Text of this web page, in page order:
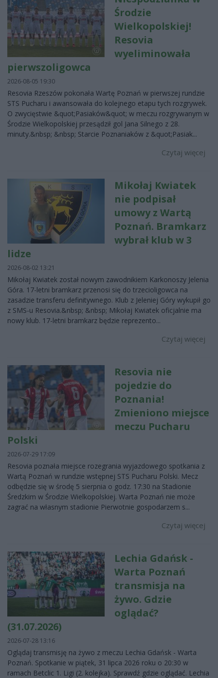
Środzie
Wielkopolskiej!
Resovia
wyeliminowała
pierwszoligowca
2026-08-05 19:30
Resovia Rzeszów pokonała Wartę Poznań w pierwszej rundzie
STS Pucharu i awansowała do kolejnego etapu tych rozgrywek.
O zwycięstwie &quot;Pasiaków&quot; w meczu rozgrywanym w
Środzie Wielkopolskiej przesądził gol Jana Silnego z 28.
minuty.&nbsp; &nbsp; Starcie Poznaniaków z &quot;Pasiak...
Czytaj więcej
Mikołaj Kwiatek
nie podpisał
umowy z Wartą
Poznań. Bramkarz
wybrał klub w 3
lidze
2026-08-02 13:21
Mikołaj Kwiatek został nowym zawodnikiem Karkonoszy Jelenia
Góra. 17-letni bramkarz przenosi się do trzecioligowca na
zasadzie transferu definitywnego. Klub z Jeleniej Góry wykupił go
z SMS-u Resovia.&nbsp; &nbsp; Mikołaj Kwiatek oficjalnie ma
nowy klub. 17-letni bramkarz będzie reprezento...
Czytaj więcej
Resovia nie
pojedzie do
Poznania!
Zmieniono miejsce
meczu Pucharu
Polski
2026-07-29 17:09
Resovia poznała miejsce rozegrania wyjazdowego spotkania z
Wartą Poznań w rundzie wstępnej STS Pucharu Polski. Mecz
odbędzie się w środę 5 sierpnia o godz. 17:30 na Stadionie
Średzkim w Środzie Wielkopolskiej. Warta Poznań nie może
zagrać na własnym stadionie Pierwotnie gospodarzem s...
Czytaj więcej
Lechia Gdańsk -
Warta Poznań
transmisja na
żywo. Gdzie
oglądać?
(31.07.2026)
2026-07-28 13:16
Oglądaj transmisję na żywo z meczu Lechia Gdańsk - Warta
Poznań. Spotkanie w piątek, 31 lipca 2026 roku o 20:30 w
ramach Betclic 1. Ligi (2. kolejka). Sprawdź gdzie oglądać. Lechia